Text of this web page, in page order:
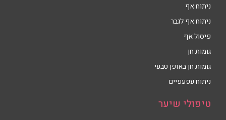
ניתוח אף
ניתוח אף לגבר
פיסול אף
גומות חן
גומות חן באופן טבעי
ניתוח עפעפיים
טיפולי שיער